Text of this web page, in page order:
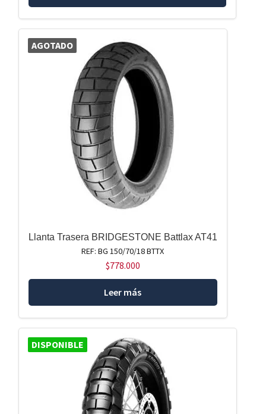
AGOTADO
Llanta Trasera BRIDGESTONE Battlax AT41
REF: BG 150/70/18 BTTX
$778.000
Leer más
DISPONIBLE